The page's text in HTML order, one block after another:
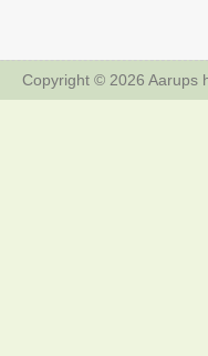
Copyright © 2026Aarups